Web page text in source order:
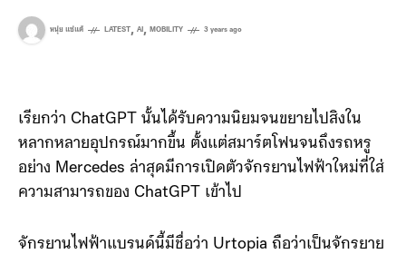
หนุ่ย แซ่แต้ LATEST , AI , MOBILITY 3 years ago
เรียกว่า ChatGPT นั้นได้รับความนิยมจนขยายไปสิงใน
หลากหลายอุปกรณ์มากขึ้น ตั้งแต่สมาร์ตโฟนจนถึงรถหรู
อย่าง Mercedes ล่าสุดมีการเปิดตัวจักรยานไฟฟ้าใหม่ที่ใส่
ความสามารถของ ChatGPT เข้าไป
จักรยานไฟฟ้าแบรนด์นี้มีชื่อว่า Urtopia ถือว่าเป็นจักรยาย